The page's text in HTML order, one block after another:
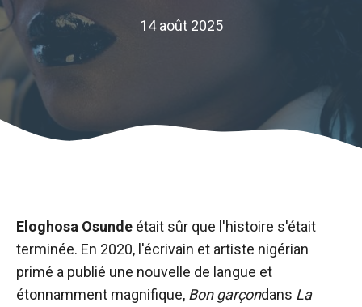
14 août 2025
Eloghosa Osunde était sûr que l'histoire s'était
terminée. En 2020, l'écrivain et artiste nigérian
primé a publié une nouvelle de langue et
étonnamment magnifique, Bon garçondans La